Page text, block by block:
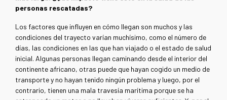
personas rescatadas?
Los factores que influyen en cómo llegan son muchos y las
condiciones del trayecto varían muchísimo, como el número de
días, las condiciones en las que han viajado o el estado de salud
inicial. Algunas personas llegan caminando desde el interior del
continente africano, otras puede que hayan cogido un medio de
transporte y no hayan tenido ningún problema y luego, por el
contrario, tienen una mala travesía marítima porque se ha